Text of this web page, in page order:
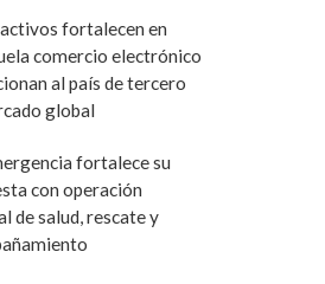
fortalecen en
comercio electrónico
al país de tercero
global
fortalece su
con operación
de salud, rescate y